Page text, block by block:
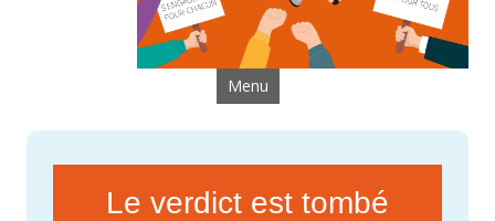
Menu Aller au contenu
Le verdict est tombé